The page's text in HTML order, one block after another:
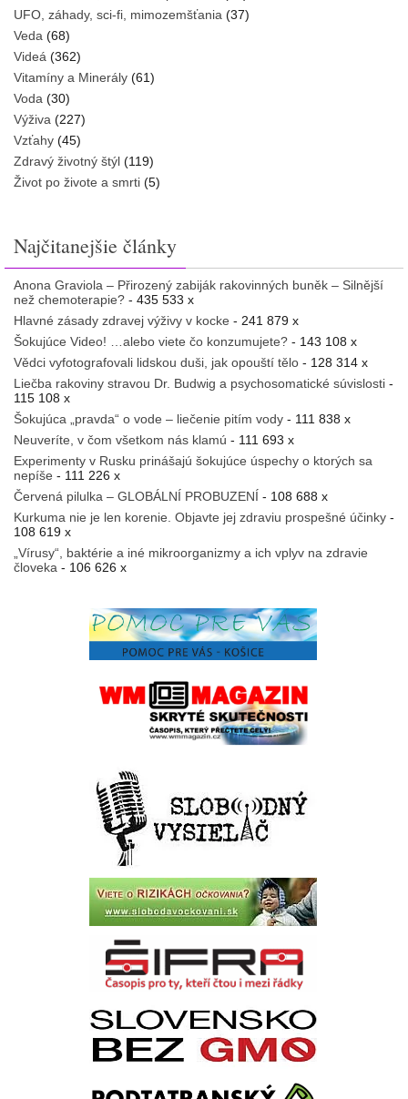
UFO, záhady, sci-fi, mimozemšťania (37)
Veda (68)
Videá (362)
Vitamíny a Minerály (61)
Voda (30)
Výživa (227)
Vzťahy (45)
Zdravý životný štýl (119)
Život po živote a smrti (5)
Najčitanejšie články
Anona Graviola – Přirozený zabiják rakovinných buněk – Silnější
než chemoterapie? - 435 533 x
Hlavné zásady zdravej výživy v kocke - 241 879 x
Šokujúce Video! …alebo viete čo konzumujete? - 143 108 x
Vědci vyfotografovali lidskou duši, jak opouští tělo - 128 314 x
Liečba rakoviny stravou Dr. Budwig a psychosomatické súvislosti -
115 108 x
Šokujúca „pravda“ o vode – liečenie pitím vody - 111 838 x
Neuveríte, v čom všetkom nás klamú - 111 693 x
Experimenty v Rusku prinášajú šokujúce úspechy o ktorých sa
nepíše - 111 226 x
Červená pilulka – GLOBÁLNÍ PROBUZENÍ - 108 688 x
Kurkuma nie je len korenie. Objavte jej zdraviu prospešné účinky -
108 619 x
„Vírusy“, baktérie a iné mikroorganizmy a ich vplyv na zdravie
človeka - 106 626 x